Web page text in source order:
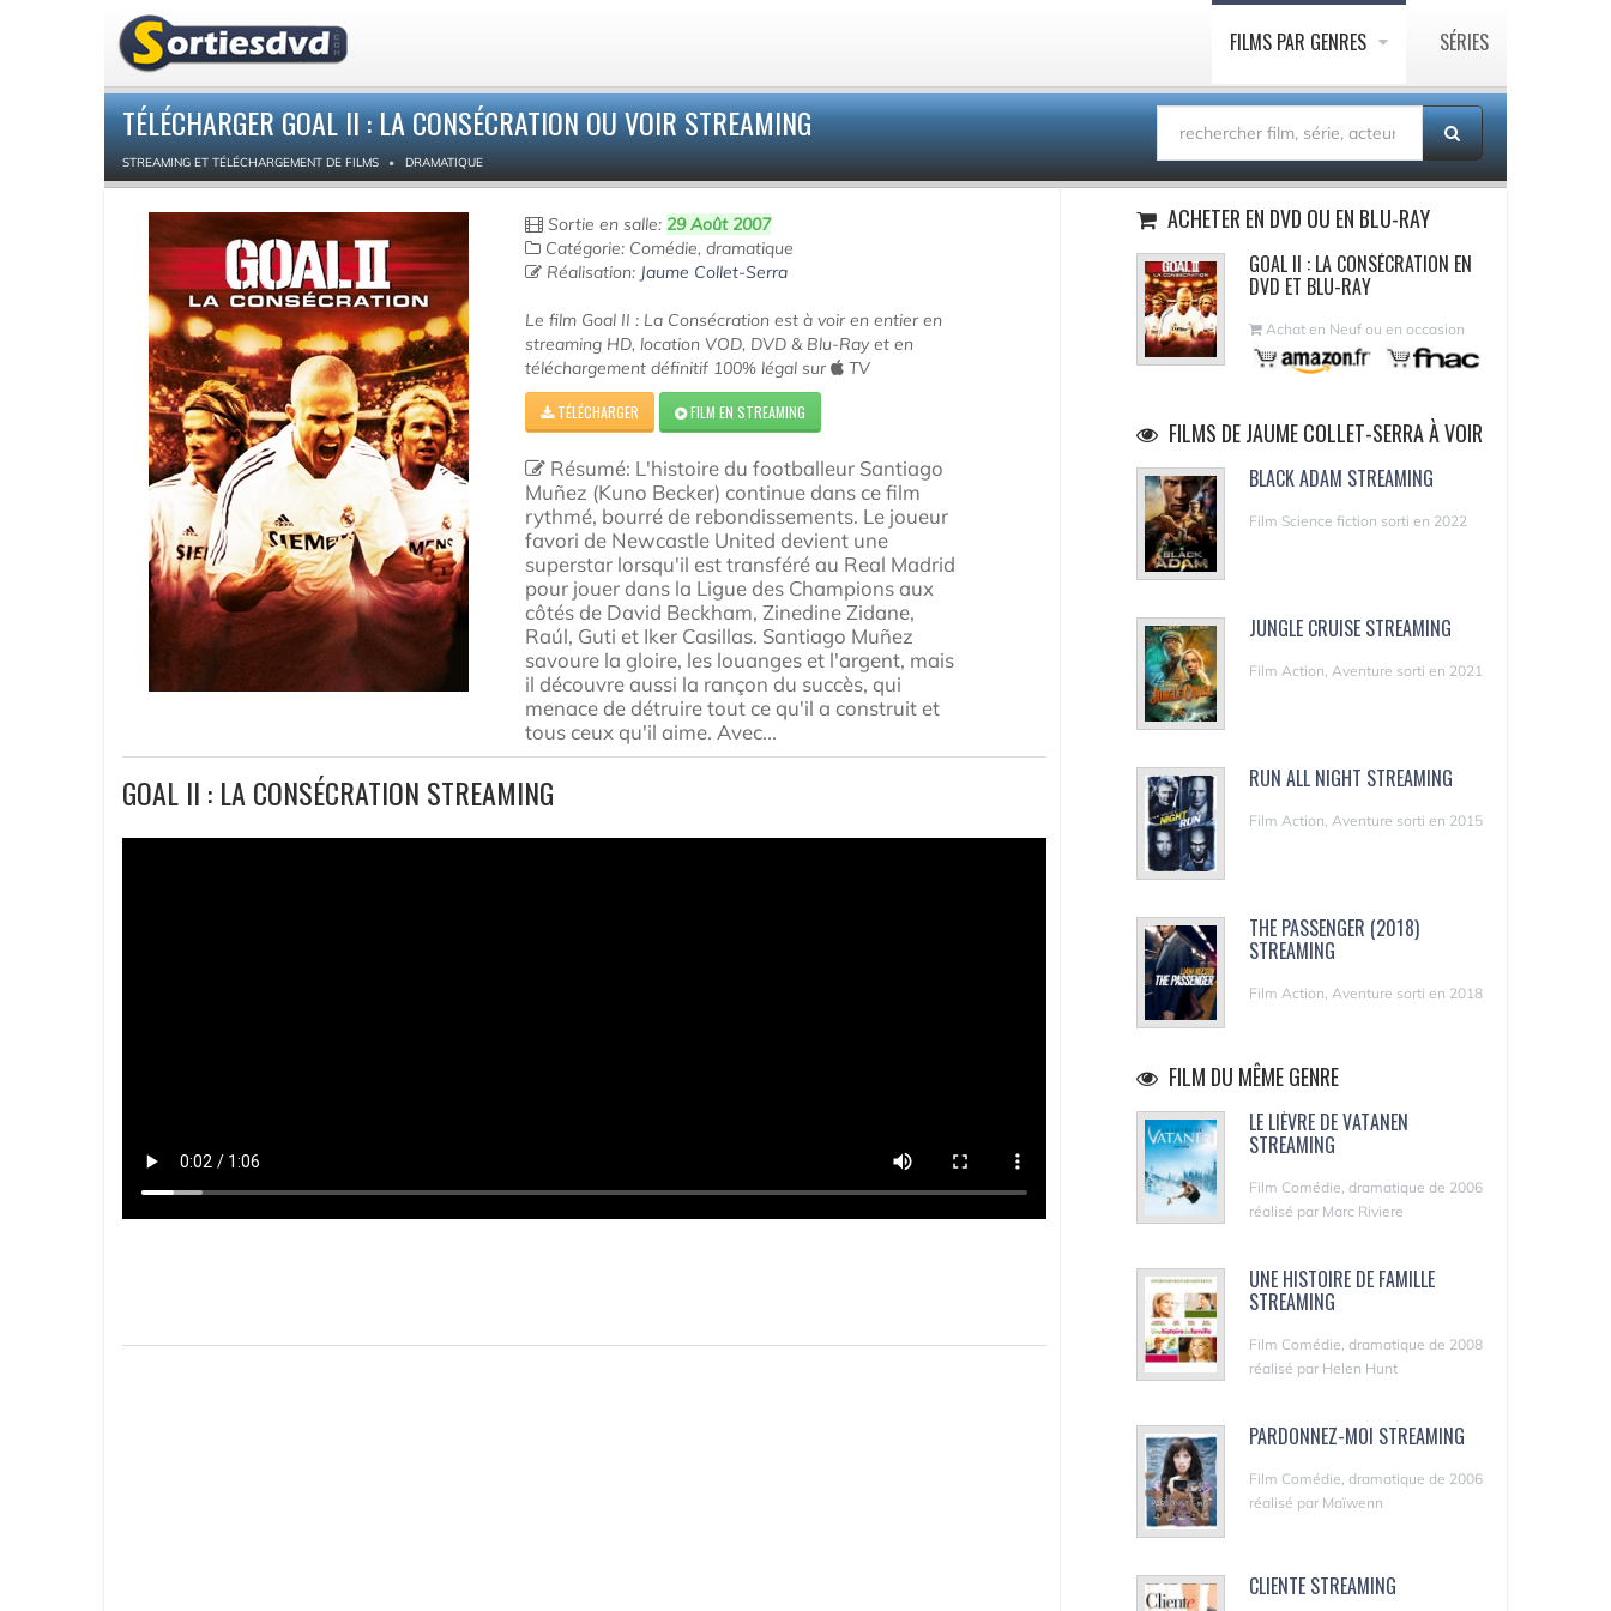
FILMS PAR GENRES SÉRIES
TÉLÉCHARGER GOAL II : LA CONSÉCRATION OU VOIR STREAMING
STREAMING ET TÉLÉCHARGEMENT DE FILMS DRAMATIQUE
Sortie en salle: 29 Août 2007
Catégorie: Comédie, dramatique
Réalisation: Jaume Collet-Serra
Le film Goal II : La Consécration est à voir en entier en
streaming HD, location VOD, DVD & Blu-Ray et en
téléchargement définitif 100% légal sur
TV
TÉLÉCHARGER FILM EN STREAMING
Résumé: L'histoire du footballeur Santiago
Muñez (Kuno Becker) continue dans ce film
rythmé, bourré de rebondissements. Le joueur
favori de Newcastle United devient une
superstar lorsqu'il est transféré au Real Madrid
pour jouer dans la Ligue des Champions aux
côtés de David Beckham, Zinedine Zidane,
Raúl, Guti et Iker Casillas. Santiago Muñez
savoure la gloire, les louanges et l'argent, mais
il découvre aussi la rançon du succès, qui
menace de détruire tout ce qu'il a construit et
tous ceux qu'il aime. Avec...
GOAL II : LA CONSÉCRATION STREAMING
ACHETER EN DVD OU EN BLU-RAY
GOAL II : LA CONSÉCRATION EN
DVD ET BLU-RAY
Achat en Neuf ou en occasion
FILMS DE JAUME COLLET-SERRA À VOIR
BLACK ADAM STREAMING
Film Science fiction sorti en 2022
JUNGLE CRUISE STREAMING
Film Action, Aventure sorti en 2021
RUN ALL NIGHT STREAMING
Film Action, Aventure sorti en 2015
THE PASSENGER (2018)
STREAMING
Film Action, Aventure sorti en 2018
FILM DU MÊME GENRE
LE LIÈVRE DE VATANEN
STREAMING
Film Comédie, dramatique de 2006
réalisé par Marc Riviere
UNE HISTOIRE DE FAMILLE
STREAMING
Film Comédie, dramatique de 2008
réalisé par Helen Hunt
PARDONNEZ-MOI STREAMING
Film Comédie, dramatique de 2006
réalisé par Maïwenn
CLIENTE STREAMING